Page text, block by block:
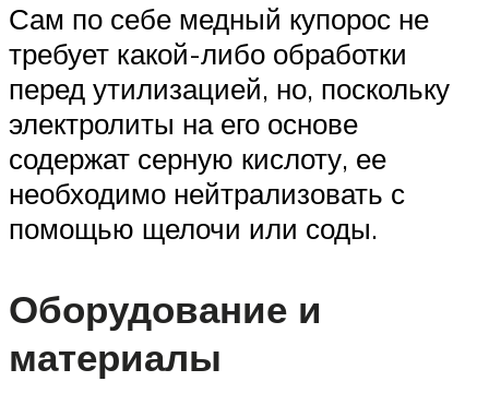
Сам по себе медный купорос не
требует какой-либо обработки
перед утилизацией, но, поскольку
электролиты на его основе
содержат серную кислоту, ее
необходимо нейтрализовать с
помощью щелочи или соды.
Оборудование и
материалы